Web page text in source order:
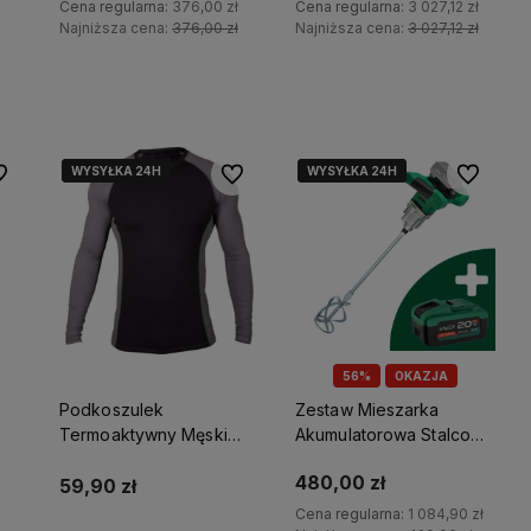
S011100055
Cena regularna: 376,00 zł
Najniższa cena: 376,00 zł
Ładowarka Podwójna +
Cena regularna: 3 027,12 zł
Najniższa cena: 3 027,12 zł
ulubionychWYSYŁKA 24H
WYSYŁKA 24H
Podkoszulek
Termoaktywny Męski
51316
59,90 zł
Do ulubionych
56% OKAZJA
WYSYŁKA 24H
WYSYŁKA 24H
Zestaw Mieszarka
Akumulatorowa Stalco
Akumulator 8Ah
480,00 zł
Cena regularna: 1 084,90 zł
Do